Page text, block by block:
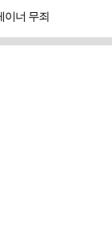
이너 무죄